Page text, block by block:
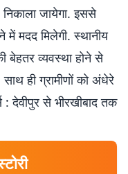
जायेगा. इससे
में मदद मिलेगी. स्थानीय
बेहतर व्यवस्था होने से
ही ग्रामीणों को अंधेरे
: देवीपुर से भीरखीबाद तक